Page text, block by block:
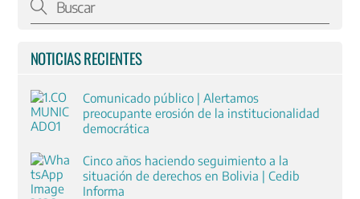
NOTICIAS RECIENTES
Comunicado público | Alertamos
preocupante erosión de la institucionalidad
democrática
Cinco años haciendo seguimiento a la
situación de derechos en Bolivia | Cedib
Informa